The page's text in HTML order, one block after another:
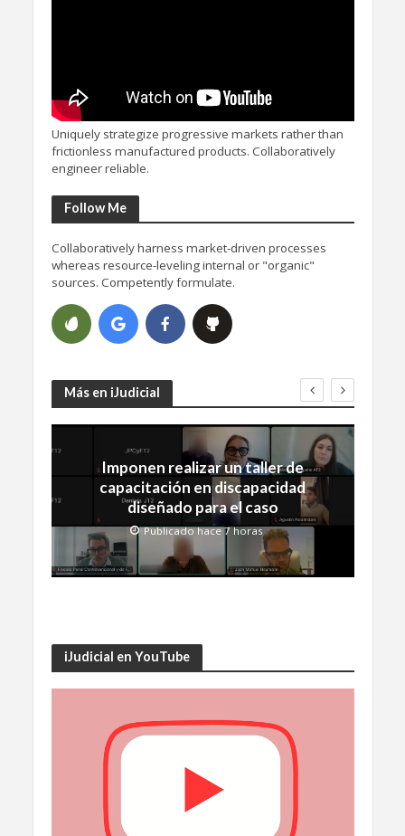
Uniquely strategize progressive markets rather than
frictionless manufactured products. Collaboratively
engineer reliable.
Follow Me
Collaboratively harness market-driven processes
whereas resource-leveling internal or "organic"
sources. Competently formulate.
Más en iJudicial
Imponen realizar un taller de
capacitación en discapacidad
diseñado para el caso
Publicado hace 7 horas
iJudicial en YouTube